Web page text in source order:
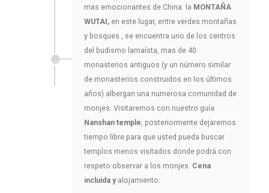
mas emocionantes de China: la MONTAÑA
WUTAI, en este lugar, entre verdes montañas
y bosques , se encuentra uno de los centros
del budismo lamaísta, mas de 40
monasterios antiguos (y un número similar
de monasterios construidos en los últimos
años) albergan una numerosa comunidad de
monjes. Visitaremos con nuestro guía
Nanshan temple, posteriormente dejaremos
tiempo libre para que usted pueda buscar
templos menos visitados donde podrá con
respeto observar a los monjes. Cena
incluida y alojamiento.